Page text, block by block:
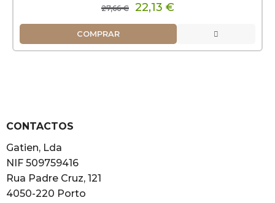
27,66 € 22,13 €
COMPRAR
CONTACTOS
Gatien, Lda
NIF 509759416
Rua Padre Cruz, 121
4050-220 Porto